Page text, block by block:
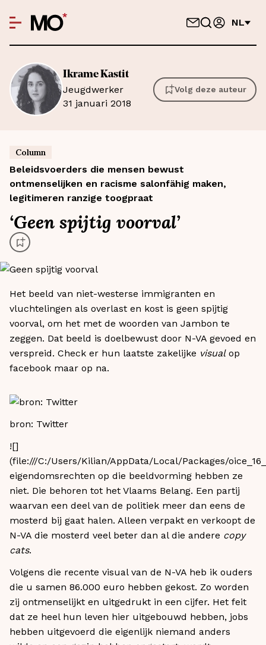
NL
IkrameKastit
Jeugdwerker
31 januari 2018
Volg deze auteur
Column
Beleidsvoerders die mensen bewust
ontmenselijken en racisme salonfähig maken,
legitimeren ranzige toogpraat
‘Geen spijtig voorval’
Het beeld van niet-westerse immigranten en
vluchtelingen als overlast en kost is geen spijtig
voorval, om het met de woorden van Jambon te
zeggen. Dat beeld is doelbewust door N-VA gevoed en
verspreid. Check er hun laatste zakelijke visualop
facebook maar op na.
bron: Twitter​
![]
(file:///C:/Users/Kilian/AppData/Local/Packages/
eigendomsrechten op die beeldvorming hebben ze
niet. Die behoren tot het Vlaams Belang. Een partij
waarvan een deel van de politiek meer dan eens de
mosterd bij gaat halen. Alleen verpakt en verkoopt de
N-VA die mosterd veel beter dan al die andere copy
cats.
Volgens die recente visual van de N-VA heb ik ouders
die u samen 86.000 euro hebben gekost. Zo worden
zij ontmenselijkt en uitgedrukt in een cijfer. Het feit
dat ze heel hun leven hier uitgebouwd hebben, jobs
hebben uitgevoerd die eigenlijk niemand anders